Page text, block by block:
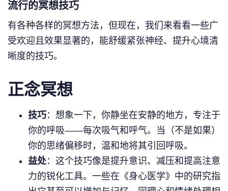
流行的冥想技巧
有各种各样的冥想方法，但现在，我们来看看一些广
受欢迎且效果显著的，能舒缓紧张神经、提升心境清
晰度的技巧。
正念冥想
技巧：想象一下，你静坐在安静的地方，专注于
你的呼吸——每次吸气和呼气。当（不是如果）
你的思绪偏移时，温和地将其引回呼吸。
益处：这个技巧像是提升意识、减压和提高注意
力的锐化工具。一些在《身心医学》中的研究指